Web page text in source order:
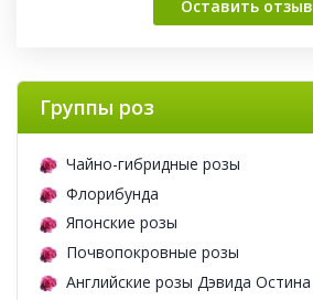
Оставить отзыв
Группы роз
Чайно-гибридные розы
Флорибунда
Японские розы
Почвопокровные розы
Английские розы Дэвида Остина